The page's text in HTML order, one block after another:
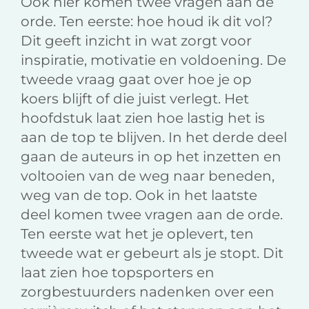
orde. Ten eerste: hoe houd ik dit vol?
Dit geeft inzicht in wat zorgt voor
inspiratie, motivatie en voldoening. De
tweede vraag gaat over hoe je op
koers blijft of die juist verlegt. Het
hoofdstuk laat zien hoe lastig het is
aan de top te blijven. In het derde deel
gaan de auteurs in op het inzetten en
voltooien van de weg naar beneden,
weg van de top. Ook in het laatste
deel komen twee vragen aan de orde.
Ten eerste wat het je oplevert, ten
tweede wat er gebeurt als je stopt. Dit
laat zien hoe topsporters en
zorgbestuurders nadenken over een